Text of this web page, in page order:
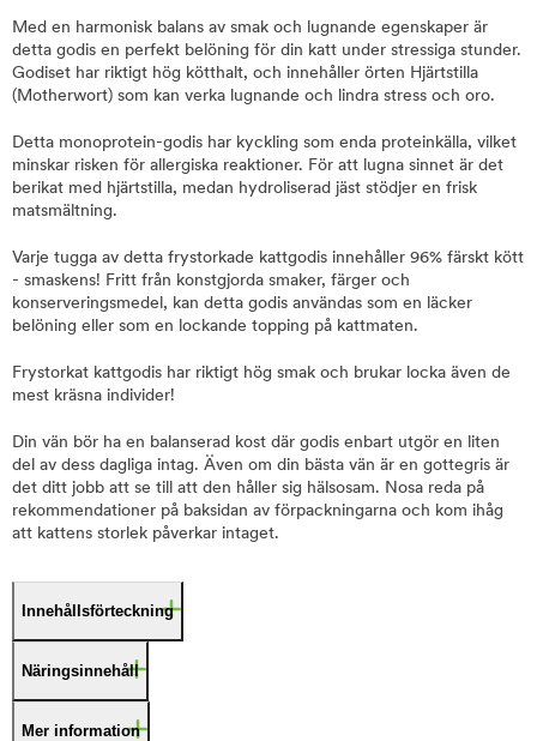
Med en harmonisk balans av smak och lugnande egenskaper är
detta godis en perfekt belöning för din katt under stressiga stunder.
Godiset har riktigt hög kötthalt, och innehåller örten Hjärtstilla
(Motherwort) som kan verka lugnande och lindra stress och oro.
Detta monoprotein-godis har kyckling som enda proteinkälla, vilket
minskar risken för allergiska reaktioner. För att lugna sinnet är det
berikat med hjärtstilla, medan hydroliserad jäst stödjer en frisk
matsmältning.
Varje tugga av detta frystorkade kattgodis innehåller 96% färskt kött
- smaskens! Fritt från konstgjorda smaker, färger och
konserveringsmedel, kan detta godis användas som en läcker
belöning eller som en lockande topping på kattmaten.
Frystorkat kattgodis har riktigt hög smak och brukar locka även de
mest kräsna individer!
Din vän bör ha en balanserad kost där godis enbart utgör en liten
del av dess dagliga intag. Även om din bästa vän är en gottegris är
det ditt jobb att se till att den håller sig hälsosam. Nosa reda på
rekommendationer på baksidan av förpackningarna och kom ihåg
att kattens storlek påverkar intaget.
Innehållsförteckning
Näringsinnehåll
Mer information